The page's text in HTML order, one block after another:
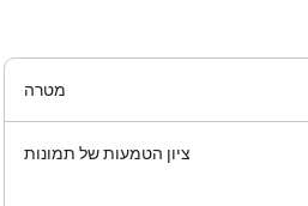
מטרה
ציון הטמעות של תמונות